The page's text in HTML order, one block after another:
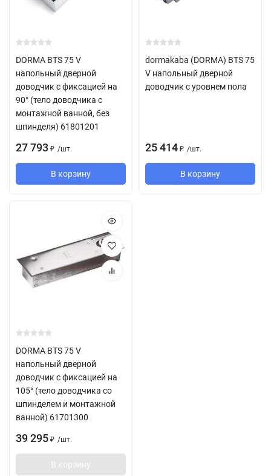
DORMA BTS 75 V
напольный дверной
доводчик с фиксацией на
90° (тело доводчика с
монтажной ванной, без
шпинделя) 61801201
27 793 ₽ /шт.
В корзину
dormakaba (DORMA) BTS 75
V напольный дверной
доводчик с уровнем пола
25 414 ₽ /шт.
В корзину
DORMA BTS 75 V
напольный дверной
доводчик с фиксацией на
105° (тело доводчика со
шпинделем и монтажной
ванной) 61701300
39 295 ₽ /шт.
В корзину